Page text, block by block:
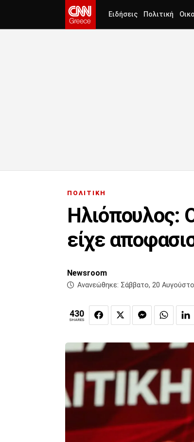
Ειδήσεις Πολιτική
ΠΟΛΙΤΙΚΗ
Ηλιόπουλος:
είχε
Newsroom
Ανανεώθηκε: Σάββατο, 20
430
SHARES